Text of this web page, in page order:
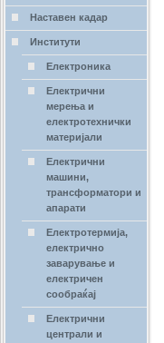
Наставен кадар
Институти
Електроника
Електрични
мерења и
електротехнички
материјали
Електрични
машини,
трансформатори и
апарати
Електротермија,
електрично
заварување и
електричен
сообраќај
Електрични
централи и